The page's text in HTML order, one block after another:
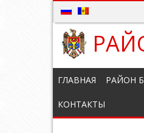
ГЛАВНАЯ РАЙОН
КОНТАКТЫ